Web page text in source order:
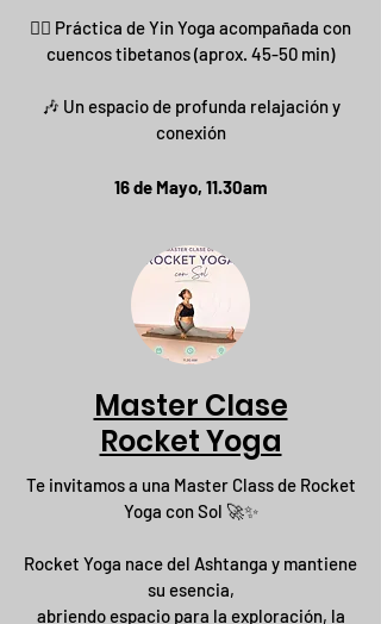
🧘‍♀️ Práctica de Yin Yoga acompañada con
cuencos tibetanos (aprox. 45-50 min)
🎶 Un espacio de profunda relajación y
conexión
16 de Mayo, 11.30am
Master Clase
Rocket Yoga
Te invitamos a una Master Class de Rocket
Yoga con Sol 🚀✨
Rocket Yoga nace del Ashtanga y mantiene
su esencia,
abriendo espacio para la exploración, la